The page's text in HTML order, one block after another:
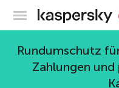
Rundumschutz
Zahlungen